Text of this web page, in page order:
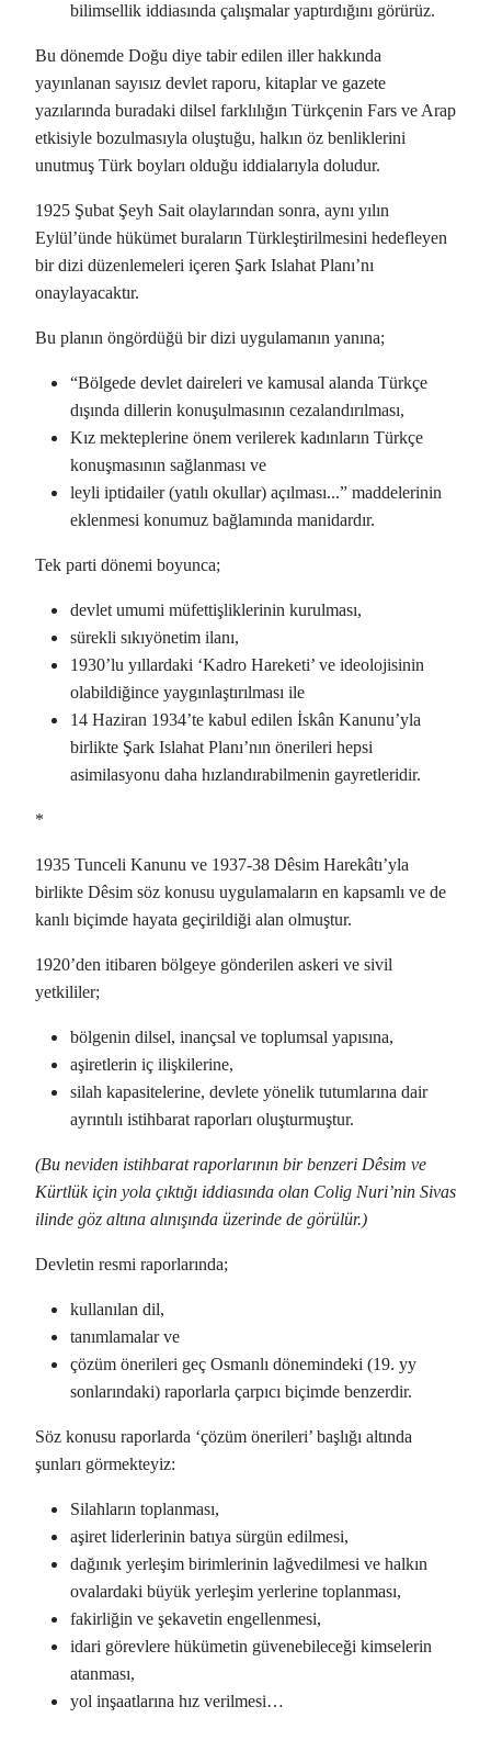
bilimsellik iddiasında çalışmalar yaptırdığını görürüz.
Bu dönemde Doğu diye tabir edilen iller hakkında
yayınlanan sayısız devlet raporu, kitaplar ve gazete
yazılarında buradaki dilsel farklılığın Türkçenin Fars ve Arap
etkisiyle bozulmasıyla oluştuğu, halkın öz benliklerini
unutmuş Türk boyları olduğu iddialarıyla doludur.
1925 Şubat Şeyh Sait olaylarından sonra, aynı yılın
Eylül’ünde hükümet buraların Türkleştirilmesini hedefleyen
bir dizi düzenlemeleri içeren Şark Islahat Planı’nı
onaylayacaktır.
Bu planın öngördüğü bir dizi uygulamanın yanına;
“Bölgede devlet daireleri ve kamusal alanda Türkçe
dışında dillerin konuşulmasının cezalandırılması,
Kız mekteplerine önem verilerek kadınların Türkçe
konuşmasının sağlanması ve
leyli iptidailer (yatılı okullar) açılması...” maddelerinin
eklenmesi konumuz bağlamında manidardır.
Tek parti dönemi boyunca;
devlet umumi müfettişliklerinin kurulması,
sürekli sıkıyönetim ilanı,
1930’lu yıllardaki ‘Kadro Hareketi’ ve ideolojisinin
olabildiğince yaygınlaştırılması ile
14 Haziran 1934’te kabul edilen İskân Kanunu’yla
birlikte Şark Islahat Planı’nın önerileri hepsi
asimilasyonu daha hızlandırabilmenin gayretleridir.
*
1935 Tunceli Kanunu ve 1937-38 Dêsim Harekâtı’yla
birlikte Dêsim söz konusu uygulamaların en kapsamlı ve de
kanlı biçimde hayata geçirildiği alan olmuştur.
1920’den itibaren bölgeye gönderilen askeri ve sivil
yetkililer;
bölgenin dilsel, inançsal ve toplumsal yapısına,
aşiretlerin iç ilişkilerine,
silah kapasitelerine, devlete yönelik tutumlarına dair
ayrıntılı istihbarat raporları oluşturmuştur.
(Bu neviden istihbarat raporlarının bir benzeri Dêsim ve
Kürtlük için yola çıktığı iddiasında olan Colig Nuri’nin Sivas
ilinde göz altına alınışında üzerinde de görülür.)
Devletin resmi raporlarında;
kullanılan dil,
tanımlamalar ve
çözüm önerileri geç Osmanlı dönemindeki (19. yy
sonlarındaki) raporlarla çarpıcı biçimde benzerdir.
Söz konusu raporlarda ‘çözüm önerileri’ başlığı altında
şunları görmekteyiz:
Silahların toplanması,
aşiret liderlerinin batıya sürgün edilmesi,
dağınık yerleşim birimlerinin lağvedilmesi ve halkın
ovalardaki büyük yerleşim yerlerine toplanması,
fakirliğin ve şekavetin engellenmesi,
idari görevlere hükümetin güvenebileceği kimselerin
atanması,
yol inşaatlarına hız verilmesi…